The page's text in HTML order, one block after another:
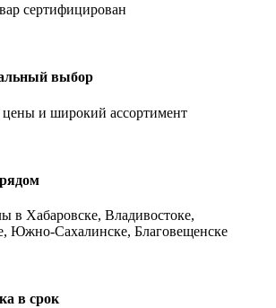
сертифицирован
выбор
и широкий ассортимент
в Хабаровске, Владивостоке,
Южно-Сахалинске, Благовещенске
в срок